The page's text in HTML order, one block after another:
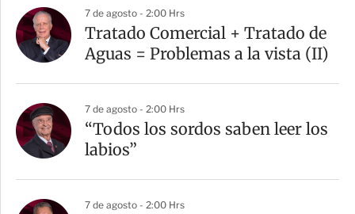
7 de agosto - 2:00 Hrs
Tratado Comercial + Tratado de
Aguas = Problemas a la vista (II)
7 de agosto - 2:00 Hrs
“Todos los sordos saben leer los
labios”
7 de agosto - 2:00 Hrs